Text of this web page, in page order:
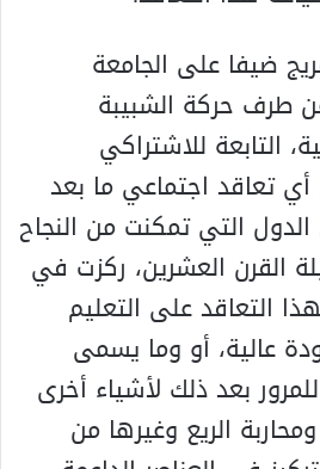
ضيفا على الجامعة
طرف حركة الشبيبة
التابعة للاشتراكي
أي تعاقد اجتماعي ما بعد
التي تمكنت من النجاح
القرن العشرين، ركزت في
التعاقد على التعليم
عالية، أو وما يسمى
للمرور بعد ذلك لأشياء أخرى
الريع وغيرها من